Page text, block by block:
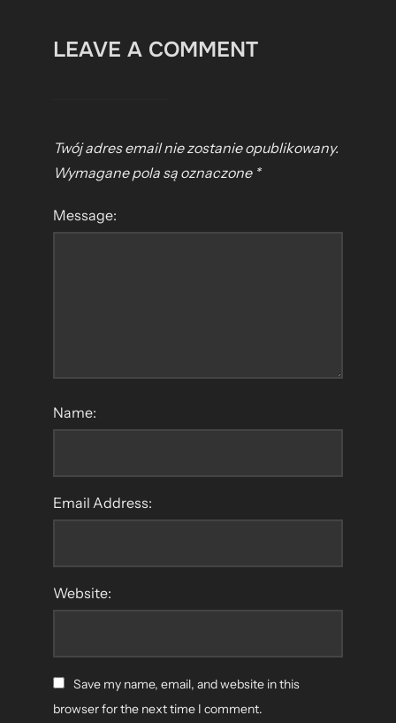
LEAVE A COMMENT
Twój adres email nie zostanie opublikowany.
Wymagane pola są oznaczone *
Message:
Name:
Email Address:
Website:
Save my name, email, and website in this
browser for the next time I comment.